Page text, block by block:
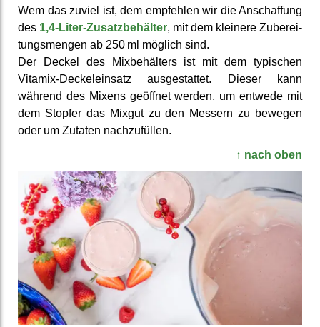
Wem das zuviel ist, dem emp­fehlen wir die An­schaffung
des 1,4-Liter-Zusatz­behälter, mit dem kleinere Zu­berei­
tungs­mengen ab 250 ml möglich sind.
Der Deckel des Mix­behälters ist mit dem typischen
Vitamix-Deckel­einsatz aus­gestattet. Dieser kann
während des Mixens geöffnet werden, um entwede mit
dem Stopfer das Mixgut zu den Messern zu bewegen
oder um Zutaten nachzufüllen.
↑ nach oben